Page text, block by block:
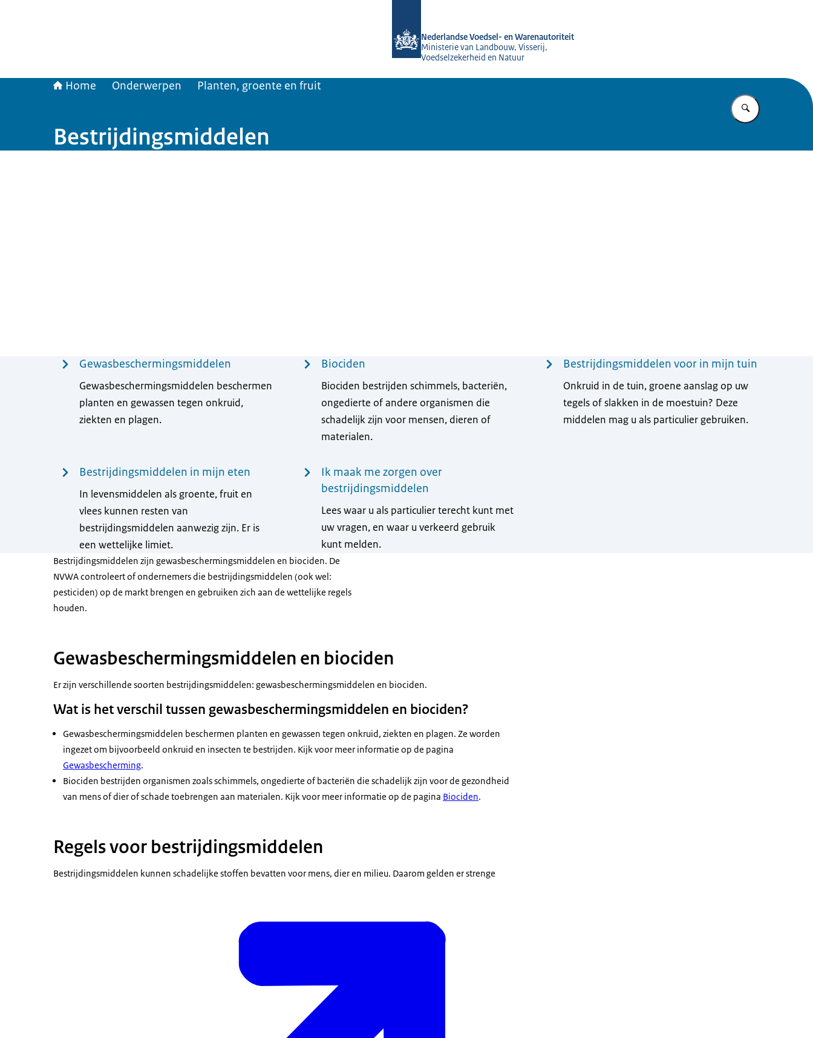
Nederlandse Voedsel- en Warenautoriteit
Ministerie van Landbouw, Visserij,
Voedselzekerheid en Natuur
Home Onderwerpen Planten, groente en fruit
Vul in wat u
Bestrijdingsmiddelen
Gewasbeschermingsmiddelen
Gewasbeschermingsmiddelen beschermen
planten en gewassen tegen onkruid,
ziekten en plagen.
Biociden
Biociden bestrijden schimmels, bacteriën,
ongedierte of andere organismen die
schadelijk zijn voor mensen, dieren of
materialen.
Bestrijdingsmiddelen voor in mijn tuin
Onkruid in de tuin, groene aanslag op uw
tegels of slakken in de moestuin? Deze
middelen mag u als particulier gebruiken.
Bestrijdingsmiddelen in mijn eten
In levensmiddelen als groente, fruit en
vlees kunnen resten van
bestrijdingsmiddelen aanwezig zijn. Er is
een wettelijke limiet.
Ik maak me zorgen over
bestrijdingsmiddelen
Lees waar u als particulier terecht kunt met
uw vragen, en waar u verkeerd gebruik
kunt melden.
Bestrijdingsmiddelen zijn gewasbeschermingsmiddelen en biociden. De
NVWA controleert of ondernemers die bestrijdingsmiddelen (ook wel:
pesticiden) op de markt brengen en gebruiken zich aan de wettelijke regels
houden.
Gewasbeschermingsmiddelen en biociden
Er zijn verschillende soorten bestrijdingsmiddelen: gewasbeschermingsmiddelen en biociden.
Wat is het verschil tussen gewasbeschermingsmiddelen en biociden?
Gewasbeschermingsmiddelen beschermen planten en gewassen tegen onkruid, ziekten en plagen. Ze worden
ingezet om bijvoorbeeld onkruid en insecten te bestrijden. Kijk voor meer informatie op de pagina
Gewasbescherming.
Biociden bestrijden organismen zoals schimmels, ongedierte of bacteriën die schadelijk zijn voor de gezondheid
van mens of dier of schade toebrengen aan materialen. Kijk voor meer informatie op de pagina Biociden.
Regels voor bestrijdingsmiddelen
Bestrijdingsmiddelen kunnen schadelijke stoffen bevatten voor mens, dier en milieu. Daarom gelden er strenge